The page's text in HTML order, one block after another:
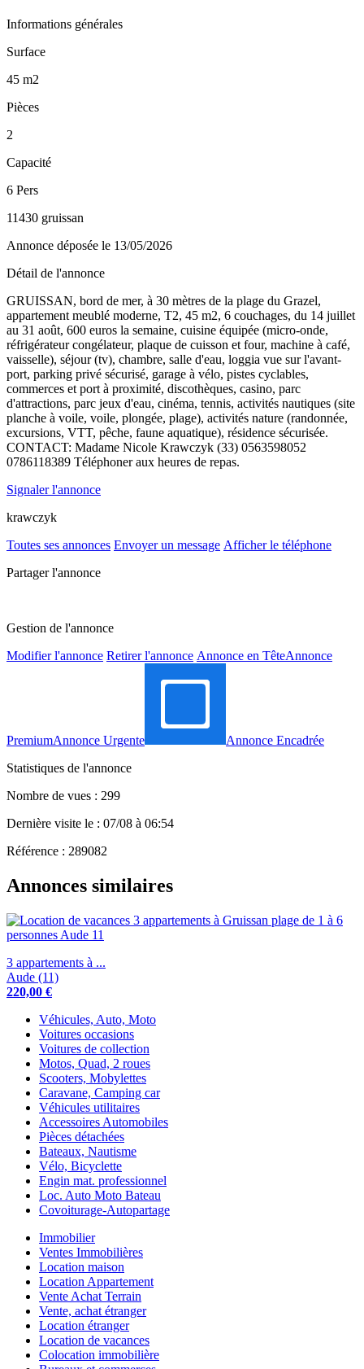
Informations générales
Surface
45 m2
Pièces
2
Capacité
6 Pers
11430 gruissan
Annonce déposée le 13/05/2026
Détail de l'annonce
GRUISSAN, bord de mer, à 30 mètres de la plage du Grazel,
appartement meublé moderne, T2, 45 m2, 6 couchages, du 14 juillet
au 31 août, 600 euros la semaine, cuisine équipée (micro-onde,
réfrigérateur congélateur, plaque de cuisson et four, machine à café,
vaisselle), séjour (tv), chambre, salle d'eau, loggia vue sur l'avant-
port, parking privé sécurisé, garage à vélo, pistes cyclables,
commerces et port à proximité, discothèques, casino, parc
d'attractions, parc jeux d'eau, cinéma, tennis, activités nautiques (site
planche à voile, voile, plongée, plage), activités nature (randonnée,
excursions, VTT, pêche, faune aquatique), résidence sécurisée.
CONTACT: Madame Nicole Krawczyk (33) 0563598052
0786118389 Téléphoner aux heures de repas.
Signaler l'annonce
krawczyk
Toutes ses annonces Envoyer un message Afficher le téléphone
Partager l'annonce
Gestion de l'annonce
Modifier l'annonce Retirer l'annonce Annonce en TêteAnnonce
PremiumAnnonce Urgente
Annonce Encadrée
Statistiques de l'annonce
Nombre de vues : 299
Dernière visite le : 07/08 à 06:54
Référence : 289082
Annonces similaires
3 appartements à ...
Aude (11)
220,00 €
Véhicules, Auto, Moto
Voitures occasions
Voitures de collection
Motos, Quad, 2 roues
Scooters, Mobylettes
Caravane, Camping car
Véhicules utilitaires
Accessoires Automobiles
Pièces détachées
Bateaux, Nautisme
Vélo, Bicyclette
Engin mat. professionnel
Loc. Auto Moto Bateau
Covoiturage-Autopartage
Immobilier
Ventes Immobilières
Location maison
Location Appartement
Vente Achat Terrain
Vente, achat étranger
Location étranger
Location de vacances
Colocation immobilière